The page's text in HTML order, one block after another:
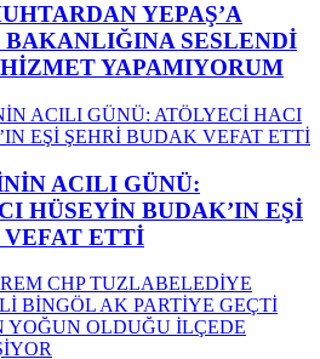
YEPAŞ’A
SESLENDİ
YAPAMIYORUM
ACILI GÜNÜ:
HÜSEYİN BUDAK’IN EŞİ
ETTİ